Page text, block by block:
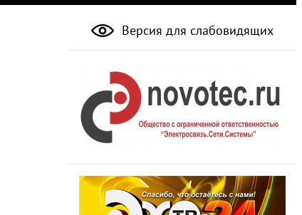
Версия для слабовидящих